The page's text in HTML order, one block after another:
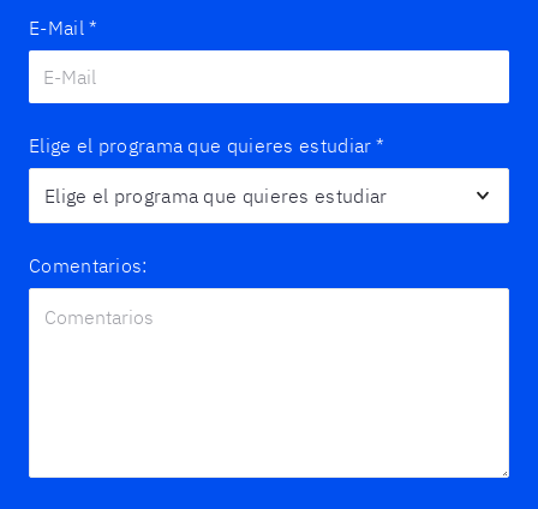
E-Mail *
Elige el programa que quieres estudiar *
Comentarios: